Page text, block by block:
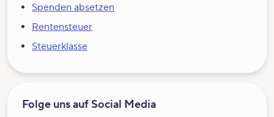
Spenden absetzen
Rentensteuer
Steuerklasse
Folge uns auf Social Media